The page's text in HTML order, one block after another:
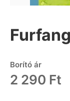
Borító ár
2 290 Ft